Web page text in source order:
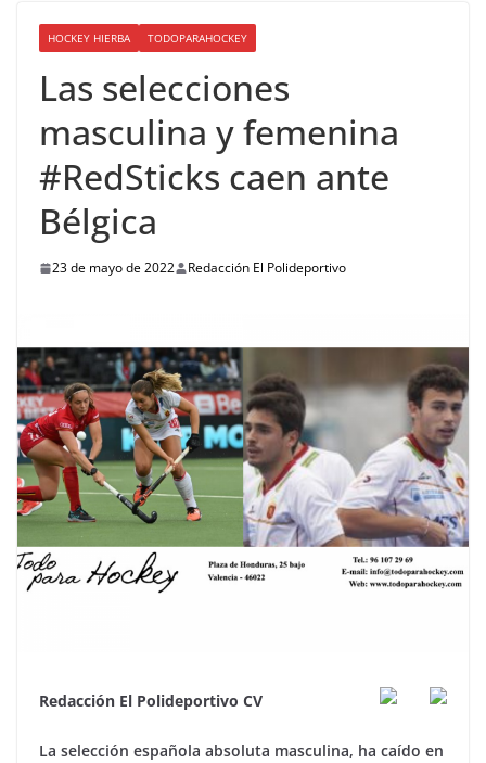
HOCKEY HIERBA TODOPARAHOCKEY
Las selecciones
masculina y femenina
#RedSticks caen ante
Bélgica
23 de mayo de 2022 Redacción El Polideportivo
Redacción El Polideportivo CV
La selección española absoluta masculina, ha caído en